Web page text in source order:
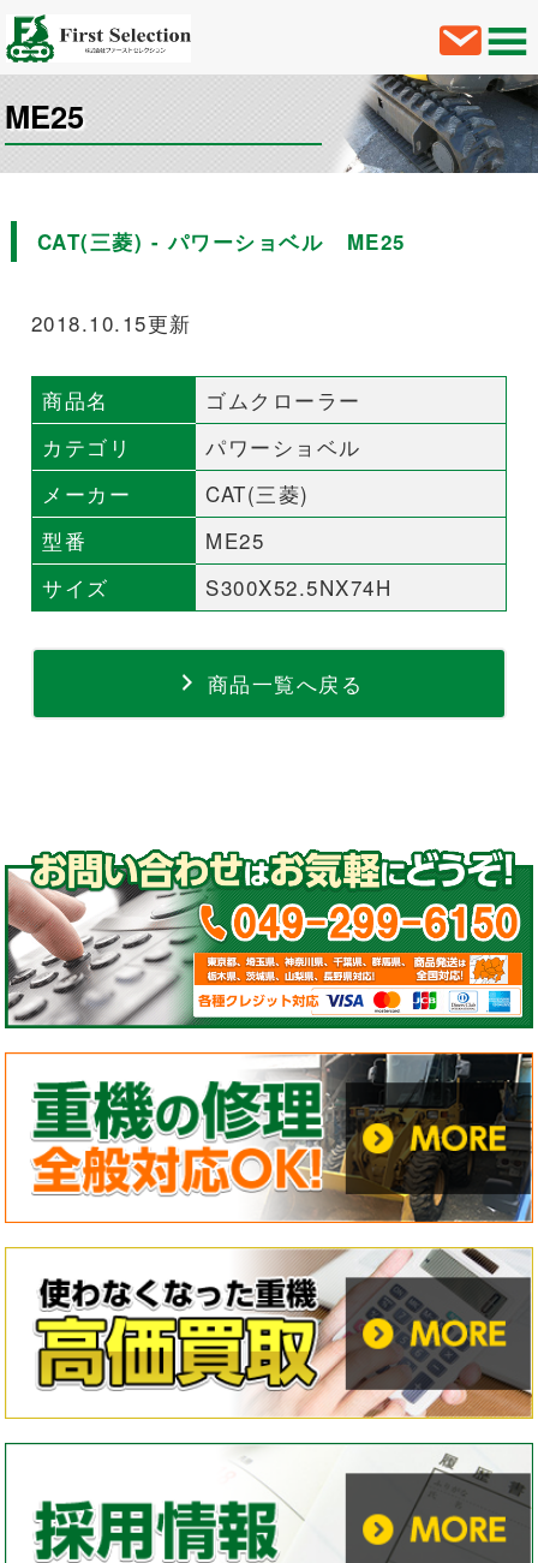
ME25
CAT(三菱) - パワーショベル ME25
2018.10.15更新
商品名
ゴムクローラー
カテゴリ
パワーショベル
メーカー
CAT(三菱)
型番
ME25
サイズ
S300X52.5NX74H
商品一覧へ戻る